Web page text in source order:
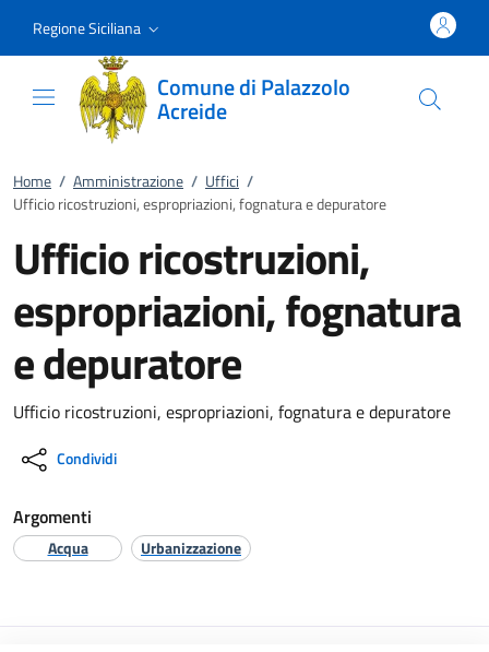
Regione Siciliana
Comune di Palazzolo
Acreide
Home / Amministrazione / Uffici /
Ufficio ricostruzioni, espropriazioni, fognatura e depuratore
Ufficio ricostruzioni,
espropriazioni, fognatura
e depuratore
Ufficio ricostruzioni, espropriazioni, fognatura e depuratore
Condividi
Argomenti
Acqua Urbanizzazione